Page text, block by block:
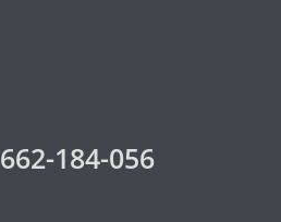
662-184-056